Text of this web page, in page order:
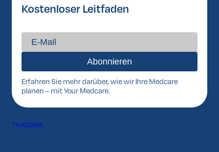
Kostenloser Leitfaden
Erfahren Sie mehr darüber, wie wir Ihre Medcare
planen – mit Your Medcare.
Trustpilot